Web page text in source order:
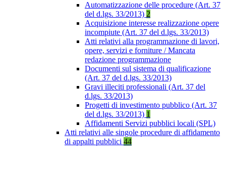
Automatizzazione delle procedure (Art. 37
del d.lgs. 33/2013) 2
Acquisizione interesse realizzazione opere
incompiute (Art. 37 del d.lgs. 33/2013)
Atti relativi alla programmazione di lavori,
opere, servizi e forniture / Mancata
redazione programmazione
Documenti sul sistema di qualificazione
(Art. 37 del d.lgs. 33/2013)
Gravi illeciti professionali (Art. 37 del
d.lgs. 33/2013)
Progetti di investimento pubblico (Art. 37
del d.lgs. 33/2013) 1
Affidamenti Servizi pubblici locali (SPL)
Atti relativi alle singole procedure di affidamento
di appalti pubblici 44